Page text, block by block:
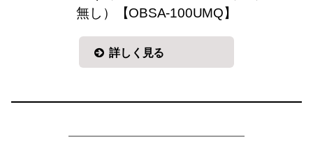
無し）【OBSA-100UMQ】
詳しく見る